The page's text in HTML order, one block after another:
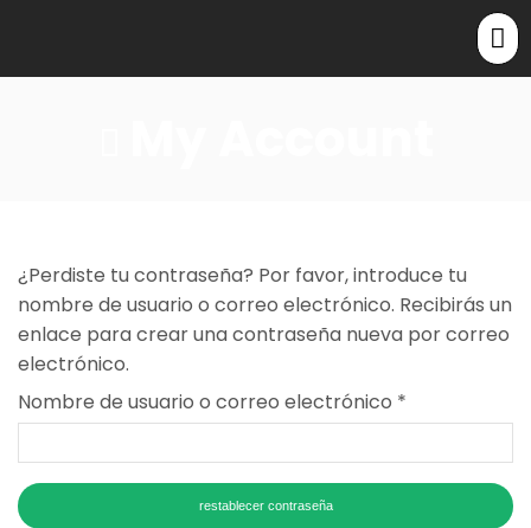
¿Perdiste tu contraseña? Por favor, introduce tu
nombre de usuario o correo electrónico. Recibirás un
enlace para crear una contraseña nueva por correo
electrónico.
Nombre de usuario o correo electrónico *
restablecer contraseña